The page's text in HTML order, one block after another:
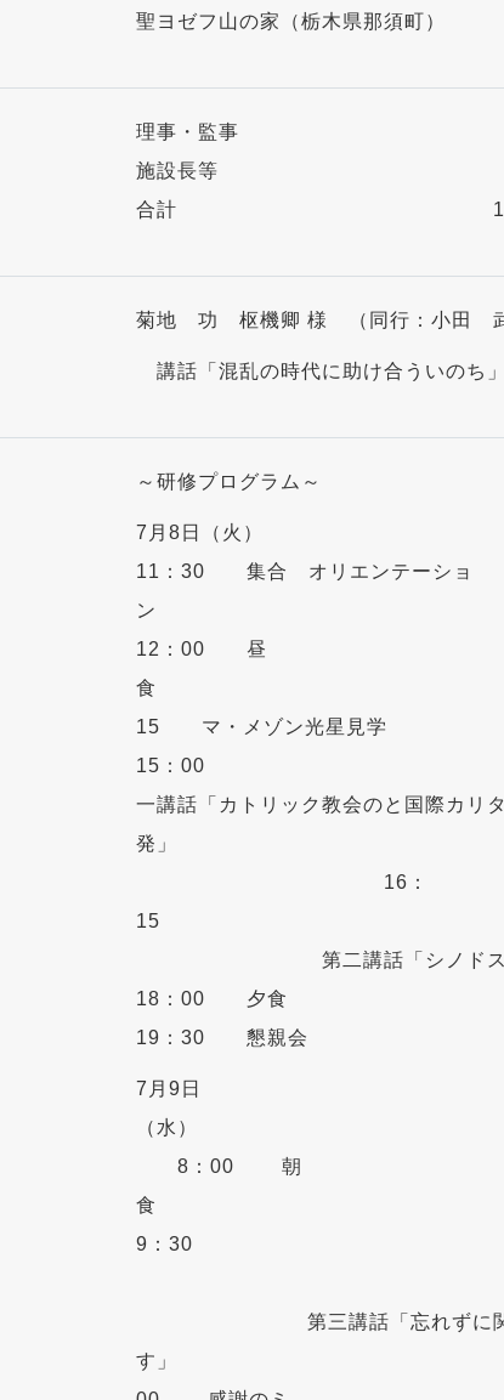
聖ヨゼフ山の家（栃木県那須町）
理事・監事 8
施設長等 6
合計 1 4
菊地 功 枢機卿 様 （同行：小田 武
講話「混乱の時代に助け合ういのち」
～研修プログラム～
7月8日
11：30 集合 オリエンテーショ
12：00 昼
食
15 マ・メゾン光星見学
15：
一講話「カトリック教会のと国際カリ
発
16：
第二講話「シノドスの
18：00 夕食
19：30 懇親会
7月9日
（
8：00 朝
9：30
第三講話「忘れずに関わる
す」